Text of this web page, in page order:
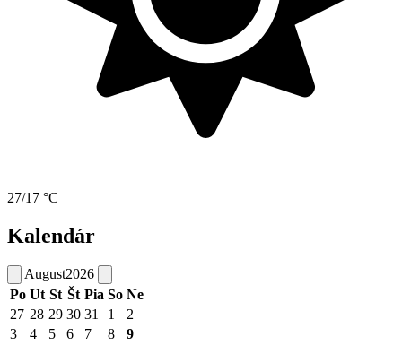
27/17 °C
Kalendár
August2026
Po Ut St Št Pia So Ne
27 28 29 30 31 1
2
3
4 5 6 7 8
9